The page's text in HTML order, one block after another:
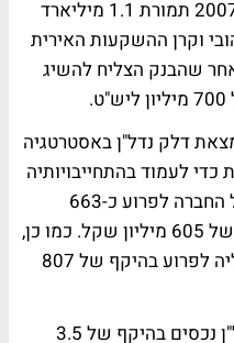
רכישת הפורטפוליו התבצעה ב-2007 תמורת 1.1 מיליארד
וקרן ההשקעות האירית
שהבנק הצליח להשיג
דלק נדל"ן באסטרטגיה
לעמוד בהתחייבויותיה
למחזיקי האג"ח. בשנת 2011 על החברה לפרוע כ-663
מיליון שקל ובשנת 2012 סכום של 605 מיליון שקל. כמו כן,
לחברה התחייבויות לבנקים שעליה לפרוע בהיקף של 807
מתחילת 2010 מימשה דלק נדל"ן נכסים בהיקף של 3.5